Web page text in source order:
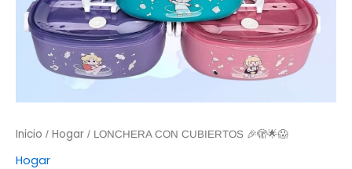
Inicio / Hogar / LONCHERA CON CUBIERTOS 🎉🫣🌟😱
Hogar